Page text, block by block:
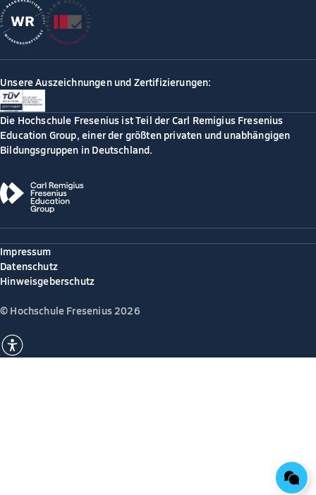
Unsere Auszeichnungen und Zertifizierungen:
Die Hochschule Fresenius ist Teil der Carl Remigius Fresenius
Education Group, einer der größten privaten und unabhängigen
Bildungsgruppen in Deutschland.
Impressum
Datenschutz
Hinweisgeberschutz
© Hochschule Fresenius 2026